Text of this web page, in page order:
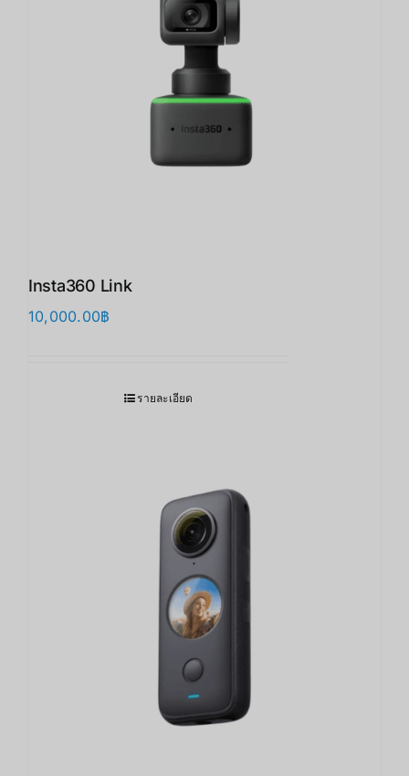
Insta360 Link
10,000.00฿
รายละเอียด